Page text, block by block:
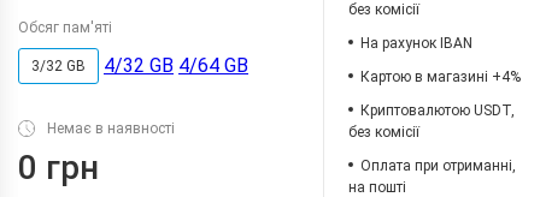
Обсяг пам'яті
3/32 GB 4/32 GB 4/64 GB
Немає в наявності
0 грн
без комісії
На рахунок IBAN
Картою в магазині +4%
Криптовалютою USDT,
без комісії
Оплата при отриманні,
на пошті